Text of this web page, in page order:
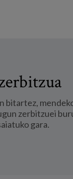
bitartez,
zerbitzuei
gara.